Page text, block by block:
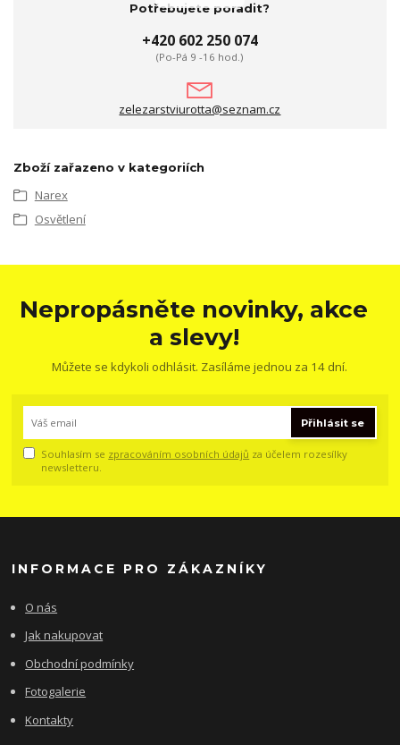
Potřebujete poradit?
+420 602 250 074
(Po-Pá 9 -16 hod.)
zelezarstviurotta@seznam.cz
Zboží zařazeno v kategoriích
Narex
Osvětlení
Nepropásněte novinky, akce
a slevy!
Můžete se kdykoli odhlásit. Zasíláme jednou za 14 dní.
Přihlásit se
Souhlasím se zpracováním osobních údajů za účelem rozesílky
newsletteru.
INFORMACE PRO ZÁKAZNÍKY
O nás
Jak nakupovat
Obchodní podmínky
Fotogalerie
Kontakty